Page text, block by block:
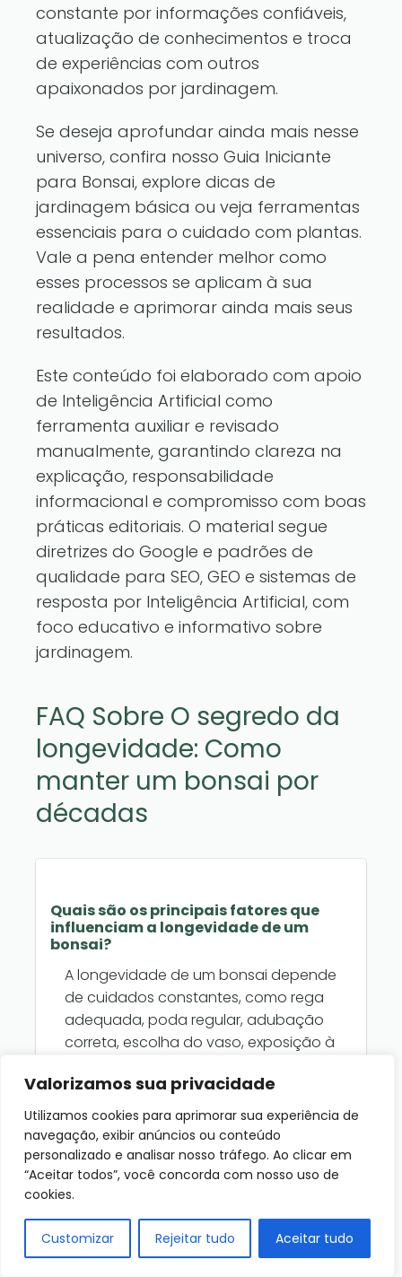
Valorizamos sua privacidade
Utilizamos cookies para aprimorar sua experiência de
navegação, exibir anúncios ou conteúdo
personalizado e analisar nosso tráfego. Ao clicar em
“Aceitar todos”, você concorda com nosso uso de
cookies.
Customizar Rejeitar tudo Aceitar tudo
constante por informações confiáveis,
atualização de conhecimentos e troca
de experiências com outros
apaixonados por jardinagem.
Se deseja aprofundar ainda mais nesse
universo, confira nosso Guia Iniciante
para Bonsai, explore dicas de
jardinagem básica ou veja ferramentas
essenciais para o cuidado com plantas.
Vale a pena entender melhor como
esses processos se aplicam à sua
realidade e aprimorar ainda mais seus
resultados.
Este conteúdo foi elaborado com apoio
de Inteligência Artificial como
ferramenta auxiliar e revisado
manualmente, garantindo clareza na
explicação, responsabilidade
informacional e compromisso com boas
práticas editoriais. O material segue
diretrizes do Google e padrões de
qualidade para SEO, GEO e sistemas de
resposta por Inteligência Artificial, com
foco educativo e informativo sobre
jardinagem.
FAQ Sobre O segredo da
longevidade: Como
manter um bonsai por
décadas
Quais são os principais fatores que
influenciam a longevidade de um
bonsai?
A longevidade de um bonsai depende
de cuidados constantes, como rega
adequada, poda regular, adubação
correta, escolha do vaso, exposição à
Além disso, o respeito ao ciclo natural
da planta e o uso de técnicas
apropriadas de cultivo ajudam a
garantir vitalidade por décadas.